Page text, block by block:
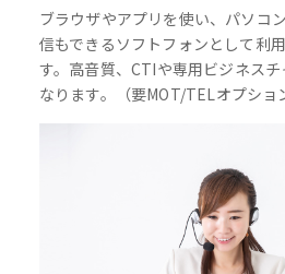
ブラウザやアプリを使い、パソコ
信もできるソフトフォンとして利
す。高音質、CTIや専用ビジネス
なります。（要MOT/TELオプショ